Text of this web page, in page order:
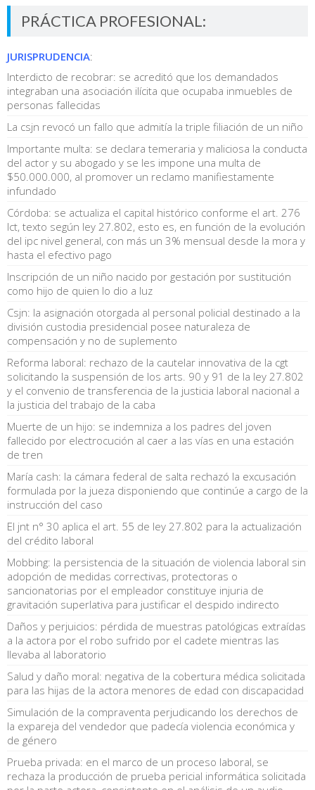
PRÁCTICA PROFESIONAL:
JURISPRUDENCIA:
Interdicto de recobrar: se acreditó que los demandados
integraban una asociación ilícita que ocupaba inmuebles de
personas fallecidas
La csjn revocó un fallo que admitía la triple filiación de un niño
Importante multa: se declara temeraria y maliciosa la conducta
del actor y su abogado y se les impone una multa de
$50.000.000, al promover un reclamo manifiestamente
infundado
Córdoba: se actualiza el capital histórico conforme el art. 276
lct, texto según ley 27.802, esto es, en función de la evolución
del ipc nivel general, con más un 3% mensual desde la mora y
hasta el efectivo pago
Inscripción de un niño nacido por gestación por sustitución
como hijo de quien lo dio a luz
Csjn: la asignación otorgada al personal policial destinado a la
división custodia presidencial posee naturaleza de
compensación y no de suplemento
Reforma laboral: rechazo de la cautelar innovativa de la cgt
solicitando la suspensión de los arts. 90 y 91 de la ley 27.802
y el convenio de transferencia de la justicia laboral nacional a
la justicia del trabajo de la caba
Muerte de un hijo: se indemniza a los padres del joven
fallecido por electrocución al caer a las vías en una estación
de tren
María cash: la cámara federal de salta rechazó la excusación
formulada por la jueza disponiendo que continúe a cargo de la
instrucción del caso
El jnt n° 30 aplica el art. 55 de ley 27.802 para la actualización
del crédito laboral
Mobbing: la persistencia de la situación de violencia laboral sin
adopción de medidas correctivas, protectoras o
sancionatorias por el empleador constituye injuria de
gravitación superlativa para justificar el despido indirecto
Daños y perjuicios: pérdida de muestras patológicas extraídas
a la actora por el robo sufrido por el cadete mientras las
llevaba al laboratorio
Salud y daño moral: negativa de la cobertura médica solicitada
para las hijas de la actora menores de edad con discapacidad
Simulación de la compraventa perjudicando los derechos de
la expareja del vendedor que padecía violencia económica y
de género
Prueba privada: en el marco de un proceso laboral, se
rechaza la producción de prueba pericial informática solicitada